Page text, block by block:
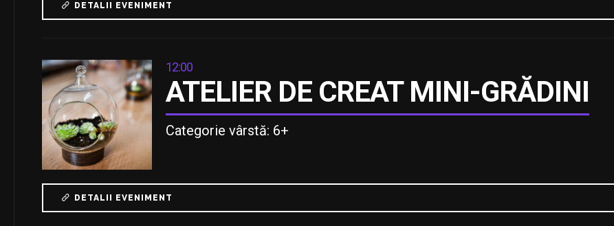
DETALII EVENIMENT
12:00
ATELIER DE CREAT MINI-GRĂDINI
Categorie vârstă: 6+
DETALII EVENIMENT